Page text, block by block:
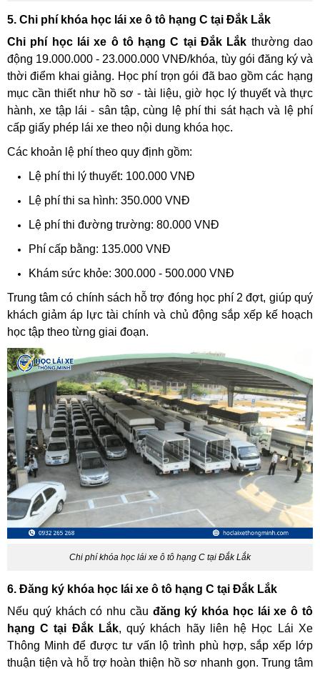
5. Chi phí khóa học lái xe ô tô hạng C tại Đắk Lắk
Chi phí học lái xe ô tô hạng C tại Đắk Lắk thường dao
động 19.000.000 - 23.000.000 VNĐ/khóa, tùy gói đăng ký và
thời điểm khai giảng. Học phí trọn gói đã bao gồm các hạng
mục cần thiết như hồ sơ - tài liệu, giờ học lý thuyết và thực
hành, xe tập lái - sân tập, cùng lệ phí thi sát hạch và lệ phí
cấp giấy phép lái xe theo nội dung khóa học.
Các khoản lệ phí theo quy định gồm:
Lệ phí thi lý thuyết: 100.000 VNĐ
Lệ phí thi sa hình: 350.000 VNĐ
Lệ phí thi đường trường: 80.000 VNĐ
Phí cấp bằng: 135.000 VNĐ
Khám sức khỏe: 300.000 - 500.000 VNĐ
Trung tâm có chính sách hỗ trợ đóng học phí 2 đợt, giúp quý
khách giảm áp lực tài chính và chủ động sắp xếp kế hoạch
học tập theo từng giai đoạn.
Chi phí khóa học lái xe ô tô hạng C tại Đắk Lắk
6. Đăng ký khóa học lái xe ô tô hạng C tại Đắk Lắk
Nếu quý khách có nhu cầu đăng ký khóa học lái xe ô tô
hạng C tại Đắk Lắk, quý khách hãy liên hệ Học Lái Xe
Thông Minh để được tư vấn lộ trình phù hợp, sắp xếp lớp
thuận tiện và hỗ trợ hoàn thiện hồ sơ nhanh gọn. Trung tâm